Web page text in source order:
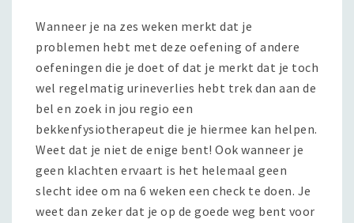
Wanneer je na zes weken merkt dat je
problemen hebt met deze oefening of andere
oefeningen die je doet of dat je merkt dat je toch
wel regelmatig urineverlies hebt trek dan aan de
bel en zoek in jou regio een
bekkenfysiotherapeut die je hiermee kan helpen.
Weet dat je niet de enige bent! Ook wanneer je
geen klachten ervaart is het helemaal geen
slecht idee om na 6 weken een check te doen. Je
weet dan zeker dat je op de goede weg bent voor